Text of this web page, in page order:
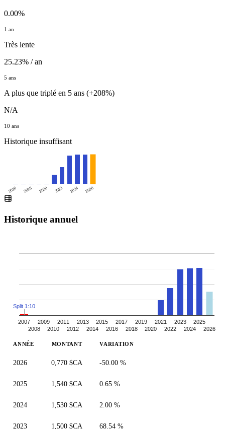
0.00%
1 an
Très lente
25.23% / an
5 ans
A plus que triplé en 5 ans (+208%)
N/A
10 ans
Historique insuffisant
2016 2018 2020 2022 2024 2026
Historique annuel
2007
2008
2009
2010
2011
2012
2013
2014
2015
2016
2017
2018
2019
2020
2021
2022
2023
2024
2025
2026
Split 1:10
ANNÉE MONTANT VARIATION
2026 0,770 $CA -50.00 %
2025 1,540 $CA 0.65 %
2024 1,530 $CA 2.00 %
2023 1,500 $CA 68.54 %